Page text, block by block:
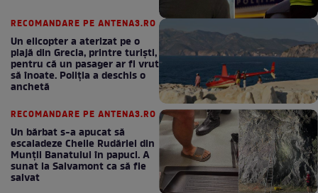
RECOMANDARE PE ANTENA3.RO
Un elicopter a aterizat pe o
plajă din Grecia, printre turiști,
pentru că un pasager ar fi vrut
să înoate. Poliția a deschis o
anchetă
RECOMANDARE PE ANTENA3.RO
Un bărbat s-a apucat să
escaladeze Cheile Rudăriei din
Munții Banatului în papuci. A
sunat la Salvamont ca să fie
salvat